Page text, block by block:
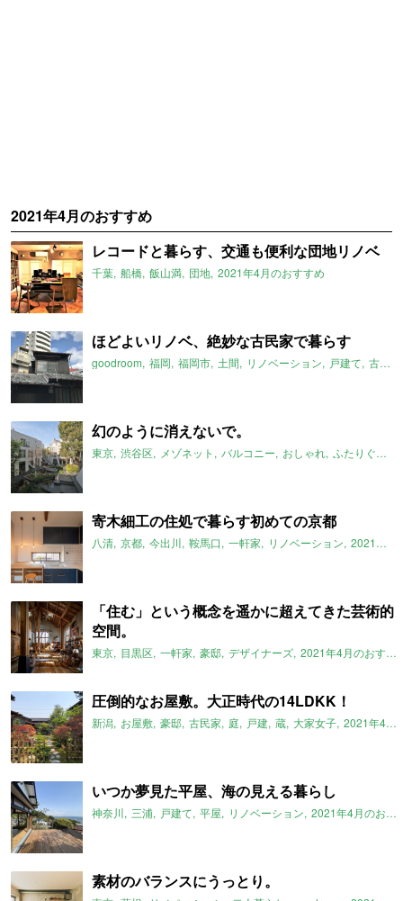
2021年4月のおすすめ
レコードと暮らす、交通も便利な団地リノベ
千葉 船橋 飯山満 団地 2021年4月のおすすめ
ほどよいリノベ、絶妙な古民家で暮らす
goodroom 福岡 福岡市 土間 リノベーション 戸建て 古民家
幻のように消えないで。
東京 渋谷区 メゾネット バルコニー おしゃれ ふたりぐらし
寄木細工の住処で暮らす初めての京都
八清 京都 今出川 鞍馬口 一軒家 リノベーション 2021年4月のおすすめ
「住む」という概念を遥かに超えてきた芸術的
空間。
東京 目黒区 一軒家 豪邸 デザイナーズ 2021年4月のおすすめ
圧倒的なお屋敷。大正時代の14LDKK！
新潟 お屋敷 豪邸 古民家 庭 戸建 蔵 大家女子 2021年4月のおすすめ
いつか夢見た平屋、海の見える暮らし
神奈川 三浦 戸建て 平屋 リノベーション 2021年4月のおすすめ
素材のバランスにうっとり。